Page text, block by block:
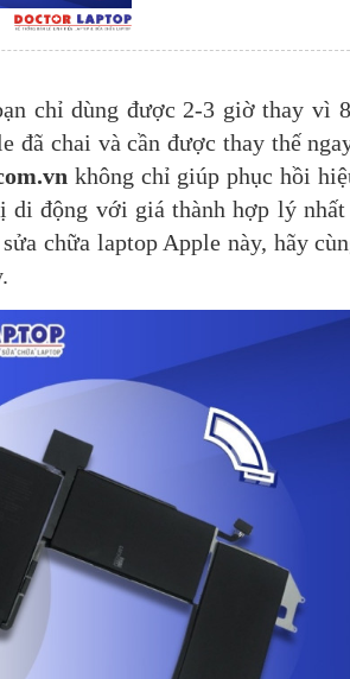
chỉ dùng được 2-3 giờ thay vì
đã chai và cần được thay thế
không chỉ giúp phục hồi
di động với giá thành hợp lý
chữa laptop Apple này, hãy